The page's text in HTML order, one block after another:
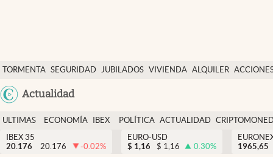
TORMENTA SEGURIDAD JUBILADOS VIVIENDA ALQUILER
USA
Actualidad
Economía y finanzas
Política
Actualidad
Criptomonedas
ULTIMAS
NOTICIAS
ECONOMÍA
FINANZAS
IBEX
EURO
POLÍTICA ACTUALIDAD
IBEX 35
20.176
20.176 -0.02%
EURO-USD
$ 1,16 $ 1,16 0.30%
1965,65